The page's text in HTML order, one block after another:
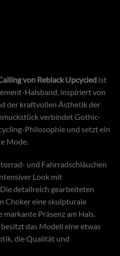
von Reblack Upcycled ist
Halsband, inspiriert von
der kraftvollen Ästhetik der
verbindet Gothic-
Philosophie und setzt ein
Mode.
und Fahrradschläuchen
Look mit
detailreich gearbeiteten
Choker eine skulpturale
Präsenz am Hals.
das Modell eine etwas
die Qualität und